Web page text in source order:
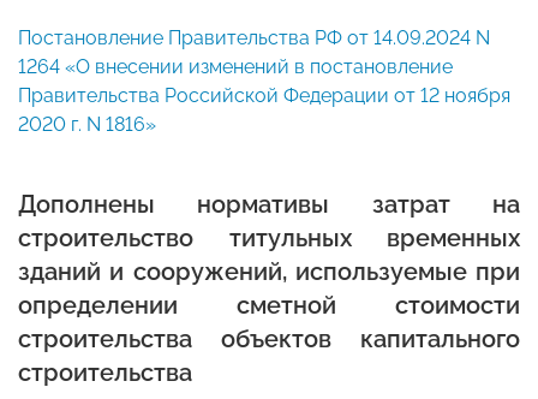
Постановление Правительства РФ от 14.09.2024 N
1264 «О внесении изменений в постановление
Правительства Российской Федерации от 12 ноября
2020 г. N 1816»
Дополнены нормативы затрат на
строительство титульных временных
зданий и сооружений, используемые при
определении сметной стоимости
строительства объектов капитального
строительства